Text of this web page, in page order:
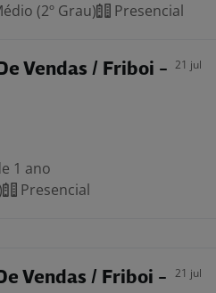
(2º Grau) Presencial
Vendas / Friboi - 21 jul
1 ano
Presencial
Vendas / Friboi - 21 jul